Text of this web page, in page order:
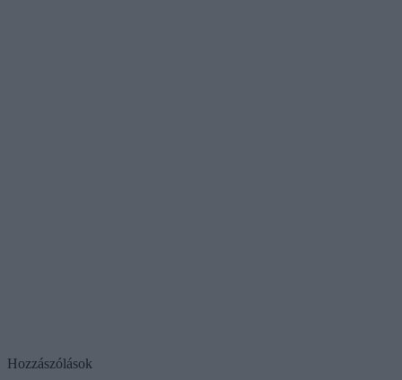
Hozzászólások